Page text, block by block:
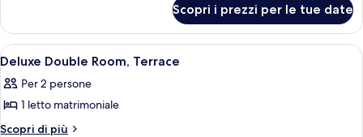
Room
Double
Room
Scopri i prezzi per le tue date
Apri
tutte
le
foto
per
Una camera da letto con due letti,
5
Deluxe Double Room, Terrace
Per 2 persone
1 letto matrimoniale
Scopri di più
Altri